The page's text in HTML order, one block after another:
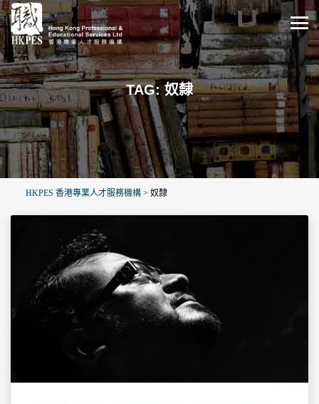
TAG: 奴隸
HKPES 香港專業人才服務機構 > 奴隸